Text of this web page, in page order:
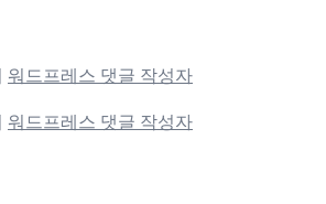
워드프레스 댓글 작성자
워드프레스 댓글 작성자